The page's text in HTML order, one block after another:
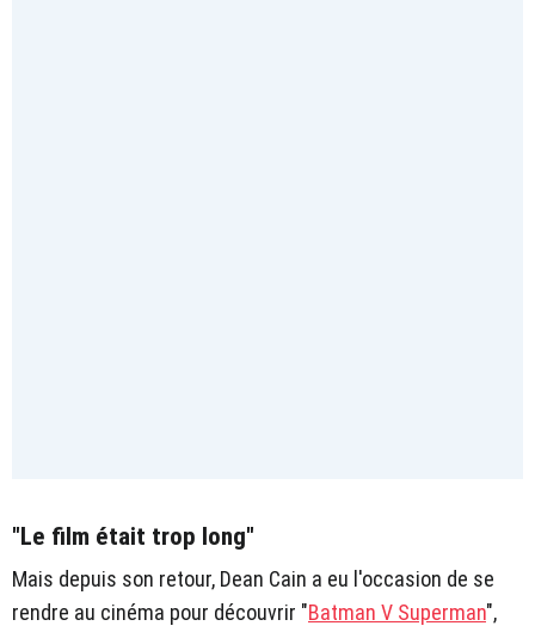
"Le film était trop long"
Mais depuis son retour, Dean Cain a eu l'occasion de se
rendre au cinéma pour découvrir "Batman V Superman",